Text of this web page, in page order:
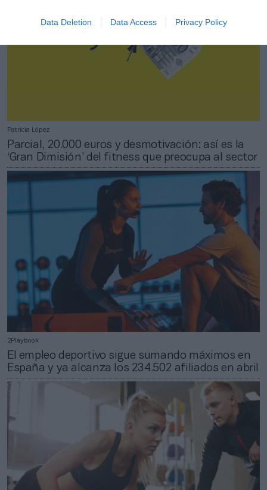
Data Deletion Data Access Privacy Policy
Patricia López
Parcial, 20.000 euros y desmotivación: así es la
‘Gran Dimisión’ del fitness que preocupa al sector
2Playbook
El empleo deportivo sigue sumando máximos en
España y ya alcanza los 234.502 afiliados en abril